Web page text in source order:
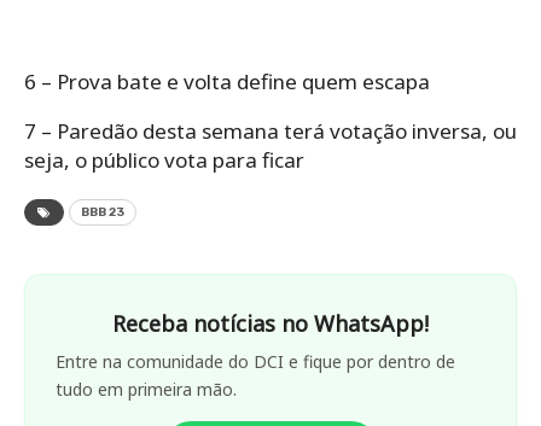
6 – Prova bate e volta define quem escapa
7 – Paredão desta semana terá votação inversa, ou
seja, o público vota para ficar
BBB 23
Receba notícias no WhatsApp!
Entre na comunidade do DCI e fique por dentro de
tudo em primeira mão.